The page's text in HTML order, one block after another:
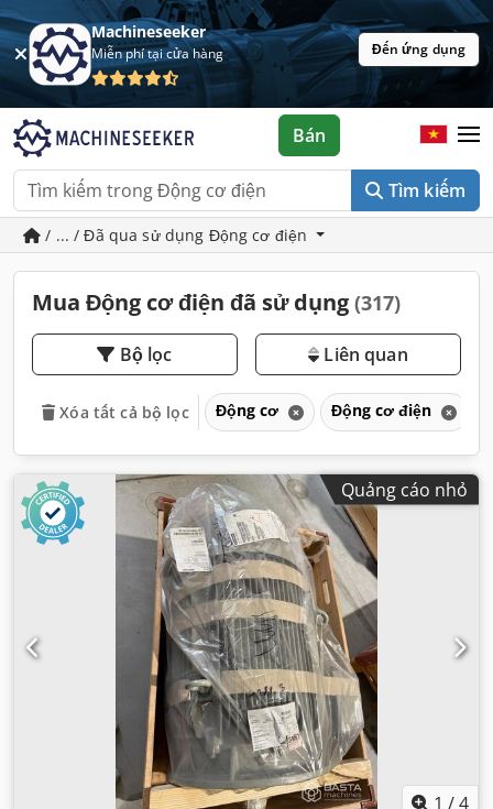
Machineseeker
Miễn phí tại cửa hàng Đến ứng dụng
Tìm kiếm
Bán
/ ... / Đã qua sử dụng Động cơ điện
Mua Động cơ điện đã sử dụng (317)
Bộ lọc Liên quan
Xóa tất cả bộ lọc Động cơ Động cơ điện
Quảng cáo nhỏ
1 /4